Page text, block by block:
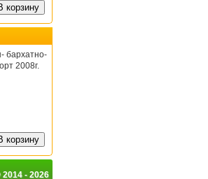
бархатно-
2008г.
- 2026